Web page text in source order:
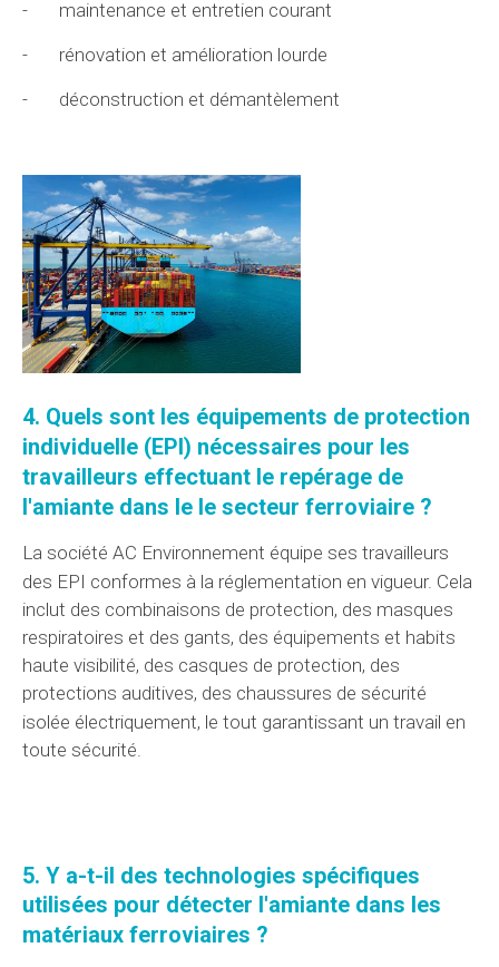
-
maintenance et entretien courant
-
rénovation et amélioration lourde
-
déconstruction et démantèlement
4. Quels sont les équipements de protection
individuelle (EPI) nécessaires pour les
travailleurs effectuant le repérage de
l'amiante dans le le secteur ferroviaire ?
La société AC Environnement équipe ses travailleurs
des EPI conformes à la réglementation en vigueur. Cela
inclut des combinaisons de protection, des masques
respiratoires et des gants, des équipements et habits
haute visibilité, des casques de protection, des
protections auditives, des chaussures de sécurité
isolée électriquement, le tout garantissant un travail en
toute sécurité.
5. Y a-t-il des technologies spécifiques
utilisées pour détecter l'amiante dans les
matériaux ferroviaires ?